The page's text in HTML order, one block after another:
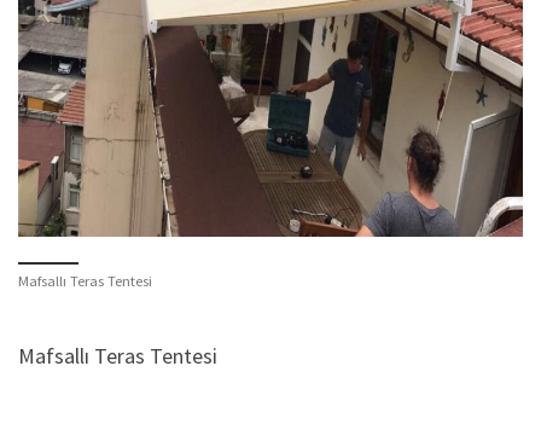
Mafsallı Teras Tentesi
Mafsallı Teras Tentesi